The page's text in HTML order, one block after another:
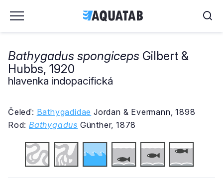
Bathygadus spongiceps Gilbert &
Hubbs, 1920
hlavenka indopacifická
Čeleď: Bathygadidae Jordan & Evermann, 1898
Rod: Bathygadus Günther, 1878